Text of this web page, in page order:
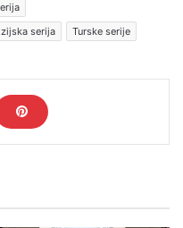
serija
Turske serije